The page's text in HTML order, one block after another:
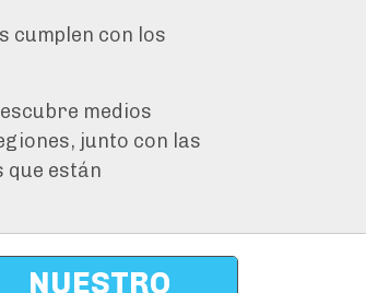
cumplen con los
medios
junto con las
que están
NUESTRO